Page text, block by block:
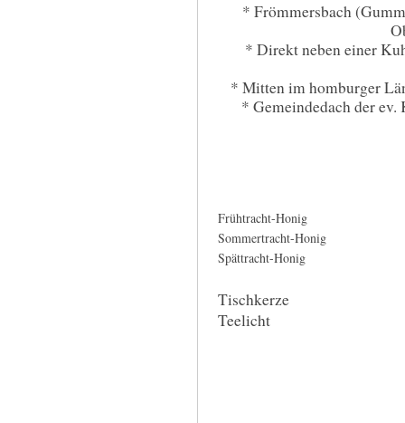
* Frömmersbach
* Direkt neben einer
* Mitten im homburger
* Gemeindedach der
Frühtracht-Honig
Sommertracht-Honig
Spättracht-Honig
Tischkerze
Teelicht